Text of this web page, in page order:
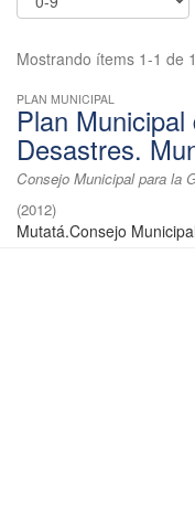
Mostrando ítems 1-1 de 1
PLAN MUNICIPAL
Plan
Desastres.
Consejo Municipal para la
(2012)
Mutatá.Consejo